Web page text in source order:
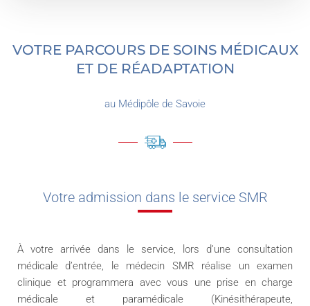
VOTRE PARCOURS DE SOINS MÉDICAUX
ET DE RÉADAPTATION
au Médipôle de Savoie
Votre admission dans le service SMR
À votre arrivée dans le service, lors d’une consultation
médicale d’entrée, le médecin SMR réalise un examen
clinique et programmera avec vous une prise en charge
médicale et paramédicale (Kinésithérapeute,